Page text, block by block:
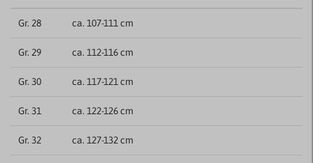
Gr. 28 ca. 107-111 cm
Gr. 29 ca. 112-116 cm
Gr. 30 ca. 117-121 cm
Gr. 31 ca. 122-126 cm
Gr. 32 ca. 127-132 cm